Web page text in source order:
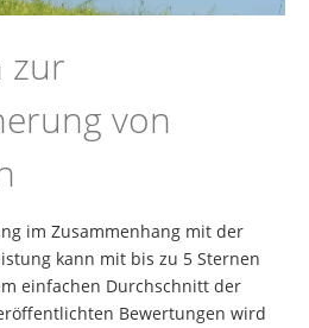
zur
von
im Zusammenhang mit der
kann mit bis zu 5 Sternen
einfachen Durchschnitt der
Bewertungen wird